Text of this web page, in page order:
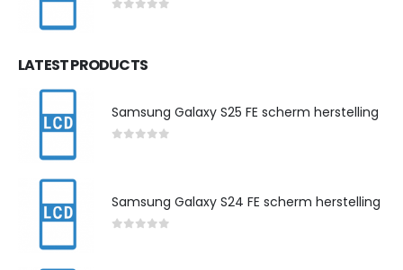
LATEST PRODUCTS
Samsung Galaxy S25 FE scherm herstelling
Samsung Galaxy S24 FE scherm herstelling